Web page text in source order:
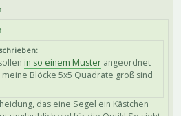
↑
↑
in so einem Muster angeordnet
Blöcke 5x5 Quadrate groß sind
das eine Segel ein Kästchen